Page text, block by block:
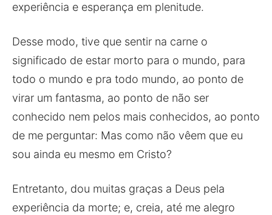
experiência e esperança em plenitude.
Desse modo, tive que sentir na carne o
significado de estar morto para o mundo, para
todo o mundo e pra todo mundo, ao ponto de
virar um fantasma, ao ponto de não ser
conhecido nem pelos mais conhecidos, ao ponto
de me perguntar: Mas como não vêem que eu
sou ainda eu mesmo em Cristo?
Entretanto, dou muitas graças a Deus pela
experiência da morte; e, creia, até me alegro